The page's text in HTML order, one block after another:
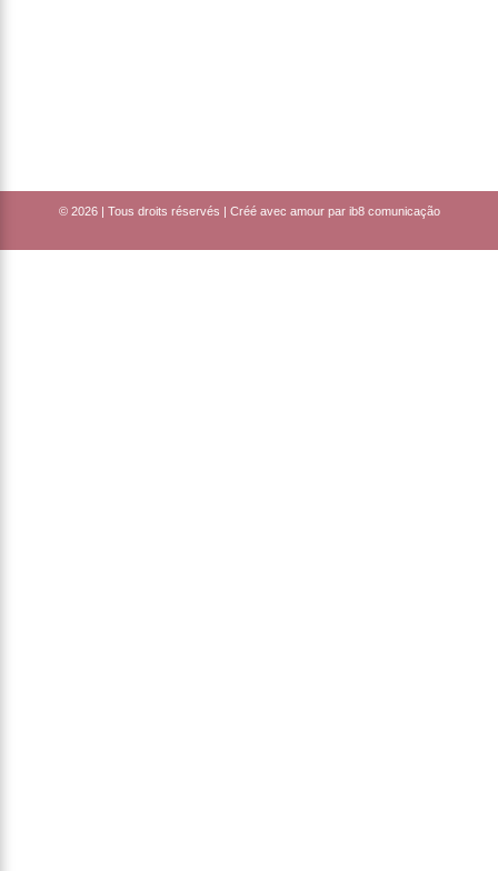
© 2026 | Tous droits réservés | Créé avec amour par ib8 comunicação